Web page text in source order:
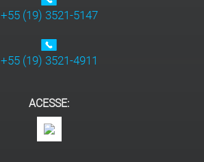
+55 (19) 3521-5147
+55 (19) 3521-4911
ACESSE: